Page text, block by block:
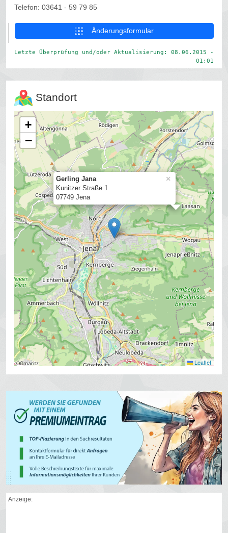
Telefon: 03641 - 59 79 85
Änderungsformular
Letzte Überprüfung und/oder Aktualisierung: 08.06.2015 -
01:01
Standort
Gerling Jana
Kunitzer Straße 1
07749 Jena
×
+
−
Leaflet
Anzeige: